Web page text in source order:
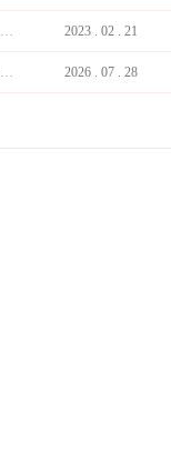
2023 . 02 . 21
2026 . 07 . 28